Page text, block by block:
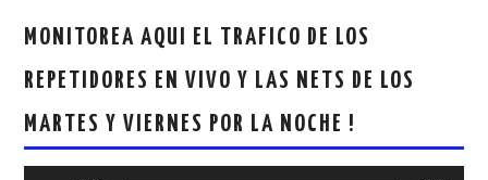
MONITOREA AQUI EL TRAFICO DE LOS
REPETIDORES EN VIVO Y LAS NETS DE LOS
MARTES Y VIERNES POR LA NOCHE !